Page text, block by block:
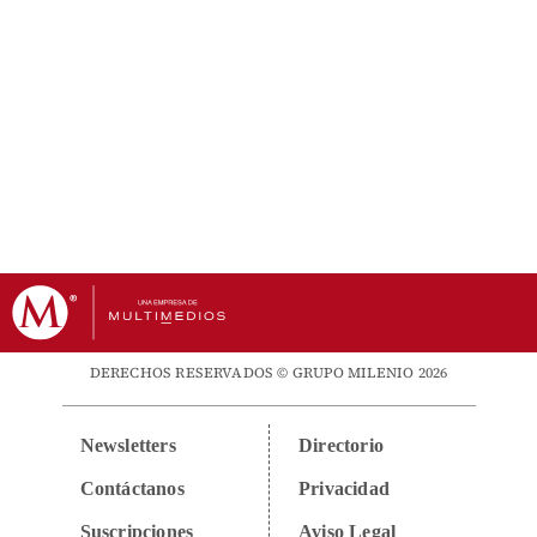
DERECHOS RESERVADOS © GRUPO MILENIO 2026
Newsletters
Contáctanos
Suscripciones
Directorio
Privacidad
Aviso Legal